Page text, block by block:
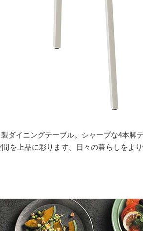
ダイニングテーブル。シャープな4本脚
を上品に彩ります。日々の暮らしをよ